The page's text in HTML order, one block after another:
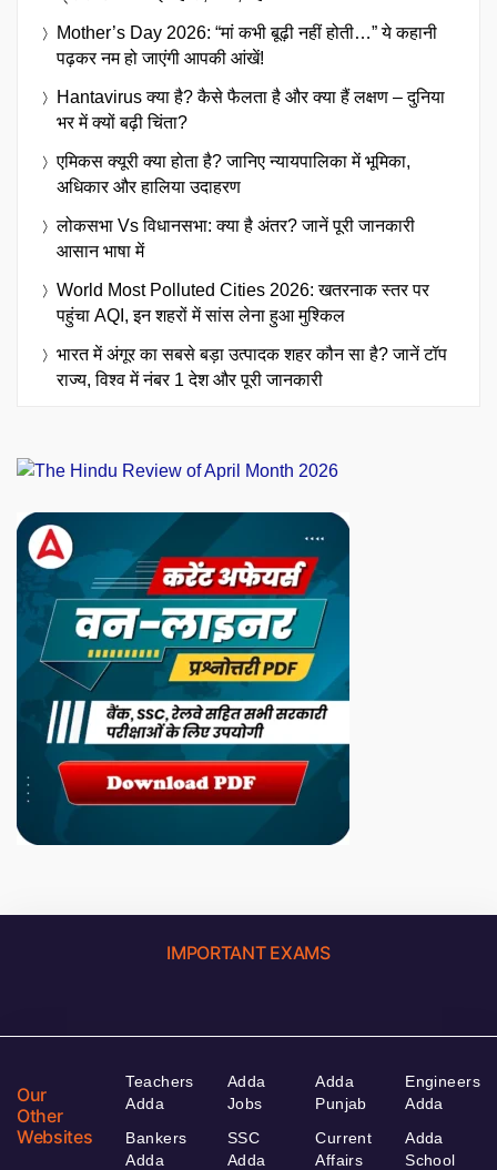
Mother’s Day 2026: “मां कभी बूढ़ी नहीं होती…” ये कहानी
पढ़कर नम हो जाएंगी आपकी आंखें!
Hantavirus क्या है? कैसे फैलता है और क्या हैं लक्षण – दुनिया
भर में क्यों बढ़ी चिंता?
एमिकस क्यूरी क्या होता है? जानिए न्यायपालिका में भूमिका,
अधिकार और हालिया उदाहरण
लोकसभा Vs विधानसभा: क्या है अंतर? जानें पूरी जानकारी
आसान भाषा में
World Most Polluted Cities 2026: खतरनाक स्तर पर
पहुंचा AQI, इन शहरों में सांस लेना हुआ मुश्किल
भारत में अंगूर का सबसे बड़ा उत्पादक शहर कौन सा है? जानें टॉप
राज्य, विश्व में नंबर 1 देश और पूरी जानकारी
IMPORTANT EXAMS
Our
Other
Websites
Teachers
Adda
Bankers
Adda
Adda
Jobs
SSC
Adda
Adda
Punjab
Current
Affairs
Engineers
Adda
Adda
School